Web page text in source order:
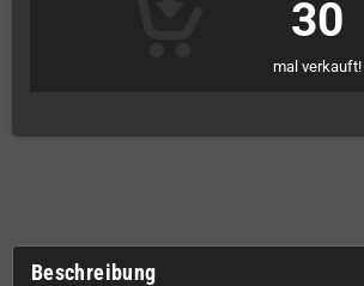
30
mal verkauft!
Beschreibung